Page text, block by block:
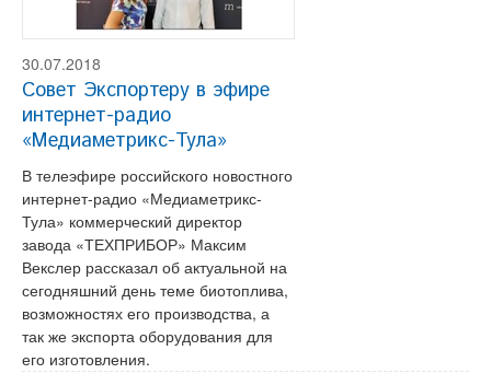
30.07.2018
Совет Экспортеру в эфире
интернет-радио
«Медиаметрикс-Тула»
В телеэфире российского новостного
интернет-радио «Медиаметрикс-
Тула» коммерческий директор
завода «ТЕХПРИБОР» Максим
Векслер рассказал об актуальной на
сегодняшний день теме биотоплива,
возможностях его производства, а
так же экспорта оборудования для
его изготовления.